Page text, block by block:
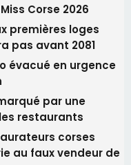
corses
au faux vendeur de
et recevez par
et une sélection de